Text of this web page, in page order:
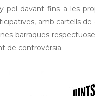
pel davant fins a les
amb cartells
barraques
de controvèrsia.